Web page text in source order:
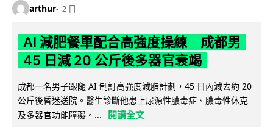
arthur 2 日
AI 減肥餐單配合高強度操練 成都男
45 日減 20 公斤後多器官衰竭
成都一名男子跟隨 AI 制訂高強度減脂計劃，45 日內減去約 20
公斤後昏迷送院。醫生診斷他患上尿源性膿毒症、膿毒性休克
及多器官功能障礙。...
閱讀全文